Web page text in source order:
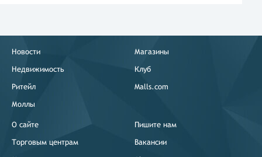
Новости
Недвижимость
Ритейл
Моллы
Магазины
Клуб
Malls.com
О сайте
Торговым центрам
Пишите нам
Вакансии